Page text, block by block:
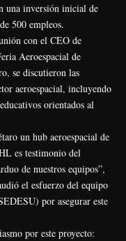
una inversión inicial de
500 empleos.
con el CEO de
Aeroespacial de
se discutieron las
aeroespacial, incluyendo
orientados al
un hub aeroespacial de
es testimonio del
de nuestros equipos”,
el esfuerzo del equipo
por asegurar este
por este proyecto: